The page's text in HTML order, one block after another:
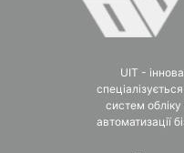
UIT -
систем
автоматизації